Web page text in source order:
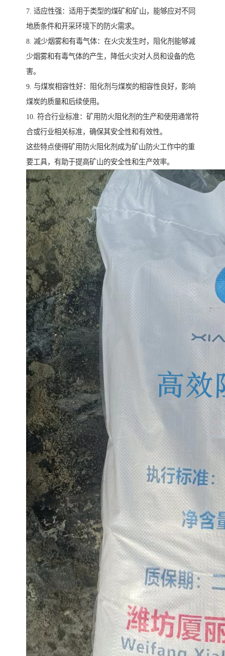
7. 适应性强：适用于类型的煤矿和矿山，能够应对不同
地质条件和开采环境下的防火需求。
8. 减少烟雾和有毒气体：在火灾发生时，阻化剂能够减
少烟雾和有毒气体的产生，降低火灾对人员和设备的危
害。
9. 与煤炭相容性好：阻化剂与煤炭的相容性良好，影响
煤炭的质量和后续使用。
10. 符合行业标准：矿用防火阻化剂的生产和使用通常符
合或行业相关标准，确保其安全性和有效性。
这些特点使得矿用防火阻化剂成为矿山防火工作中的重
要工具，有助于提高矿山的安全性和生产效率。